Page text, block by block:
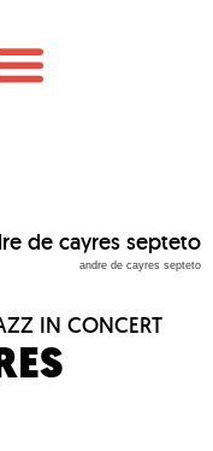
andre de cayres septeto
IN CONCERT